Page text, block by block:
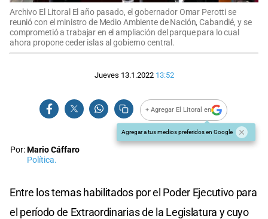
Archivo El Litoral El año pasado, el gobernador Omar Perotti se
reunió con el ministro de Medio Ambiente de Nación, Cabandié, y se
comprometió a trabajar en el ampliación del parque para lo cual
ahora propone ceder islas al gobierno central.
Jueves 13.1.2022 13:52
+ Agregar El Litoral en
Agregar a tus medios preferidos en Google
Por:Mario Cáffaro
Política.
Entre los temas habilitados por el Poder Ejecutivo para
el período de Extraordinarias de la Legislatura y cuyo